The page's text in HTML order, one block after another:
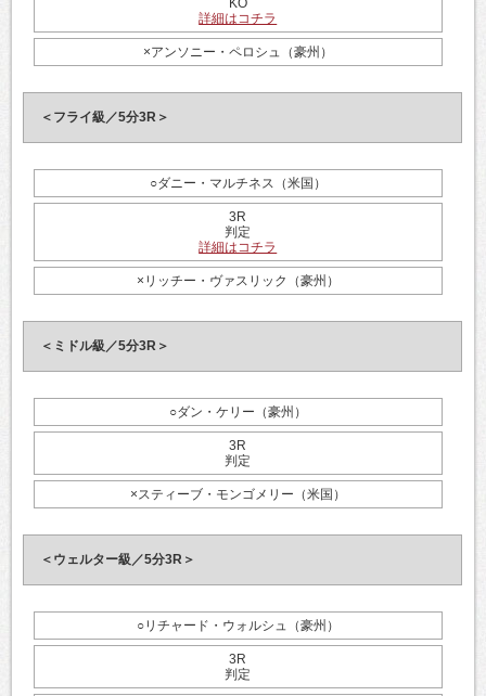
詳細はコチラ
×アンソニー・ペロシュ（豪州）
＜フライ級／5分3R＞
○ダニー・マルチネス（米国）
3R
判定
詳細はコチラ
×リッチー・ヴァスリック（豪州）
＜ミドル級／5分3R＞
○ダン・ケリー（豪州）
3R
判定
×スティーブ・モンゴメリー（米国）
＜ウェルター級／5分3R＞
○リチャード・ウォルシュ（豪州）
3R
判定